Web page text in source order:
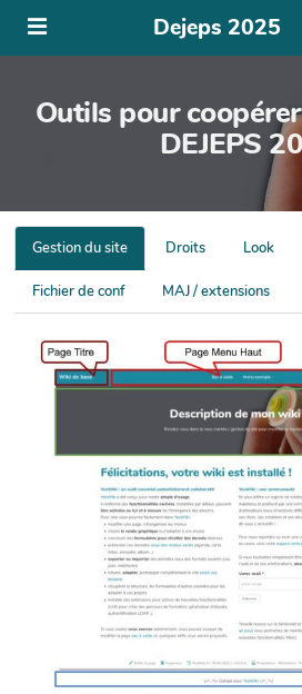
Dejeps 2025
Outils pour
DEJEPS
Gestion du site Droits Look
Fichier de conf MAJ / extensions